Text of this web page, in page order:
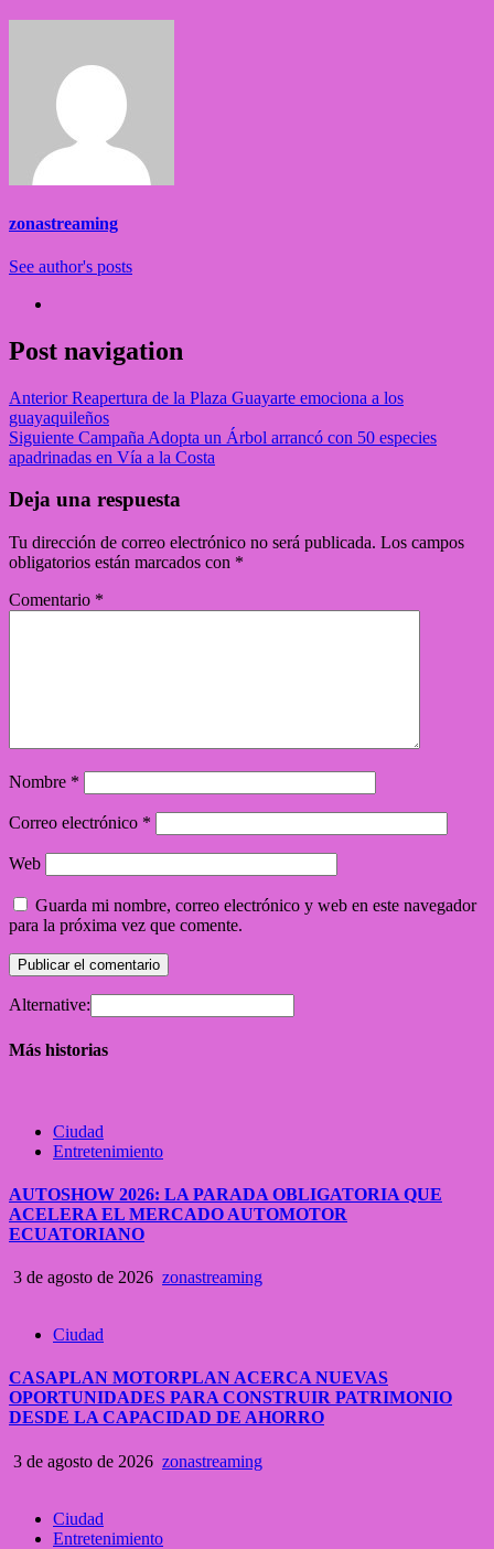
zonastreaming
See author's posts
Post navigation
AnteriorReapertura de la Plaza Guayarte emociona a los
guayaquileños
Siguiente Campaña Adopta un Árbol arrancó con 50 especies
apadrinadas en Vía a la Costa
Deja una respuesta
Tu dirección de correo electrónico no será publicada. Los campos
obligatorios están marcados con *
Comentario *
Nombre *
Correo electrónico *
Web
Guarda mi nombre, correo electrónico y web en este navegador
para la próxima vez que comente.
Alternative:
Más historias
Ciudad
Entretenimiento
AUTOSHOW 2026: LA PARADA OBLIGATORIA QUE
ACELERA EL MERCADO AUTOMOTOR
ECUATORIANO
3 de agosto de 2026 zonastreaming
Ciudad
CASAPLAN MOTORPLAN ACERCA NUEVAS
OPORTUNIDADES PARA CONSTRUIR PATRIMONIO
DESDE LA CAPACIDAD DE AHORRO
3 de agosto de 2026 zonastreaming
Ciudad
Entretenimiento